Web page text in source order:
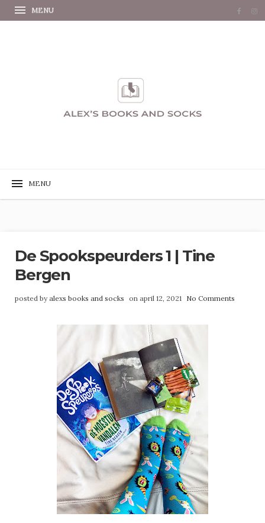
De Spookspeurders 1 | Tine
Bergen
posted byalexs books and socks on april 12, 2021 No Comments